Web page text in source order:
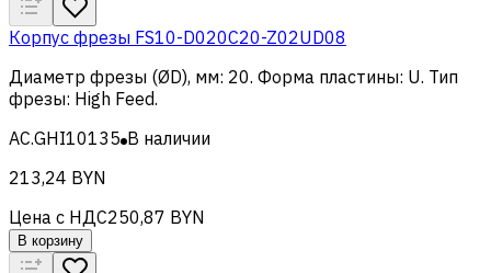
Корпус фрезы FS10-D020C20-Z02UD08
Диаметр фрезы (ØD), мм: 20. Форма пластины: U. Тип
фрезы: High Feed.
AC.GHI10135 В наличии
213,24 BYN
Цена с НДС250,87 BYN
В корзину